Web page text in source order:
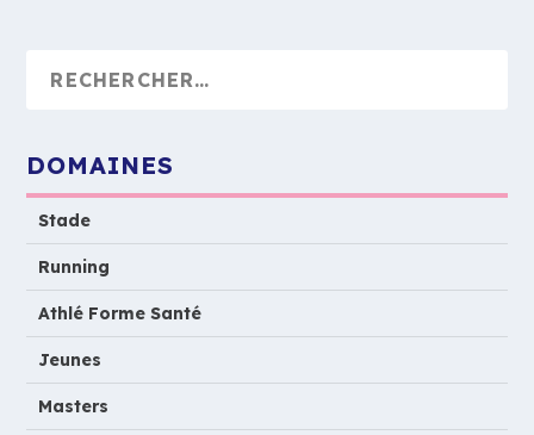
DOMAINES
Stade
Running
Athlé Forme Santé
Jeunes
Masters